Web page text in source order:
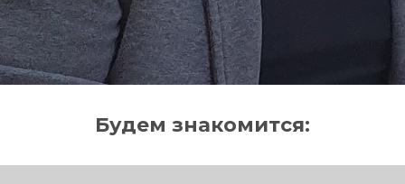
Будем знакомится: